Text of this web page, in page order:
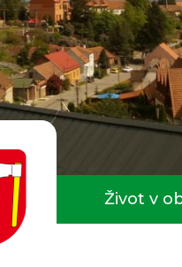
Život v